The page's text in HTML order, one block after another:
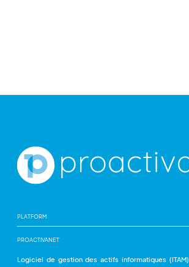
PLATFORM
PROACTIVANET
Logiciel de gestion des actifs informatiques (ITAM)